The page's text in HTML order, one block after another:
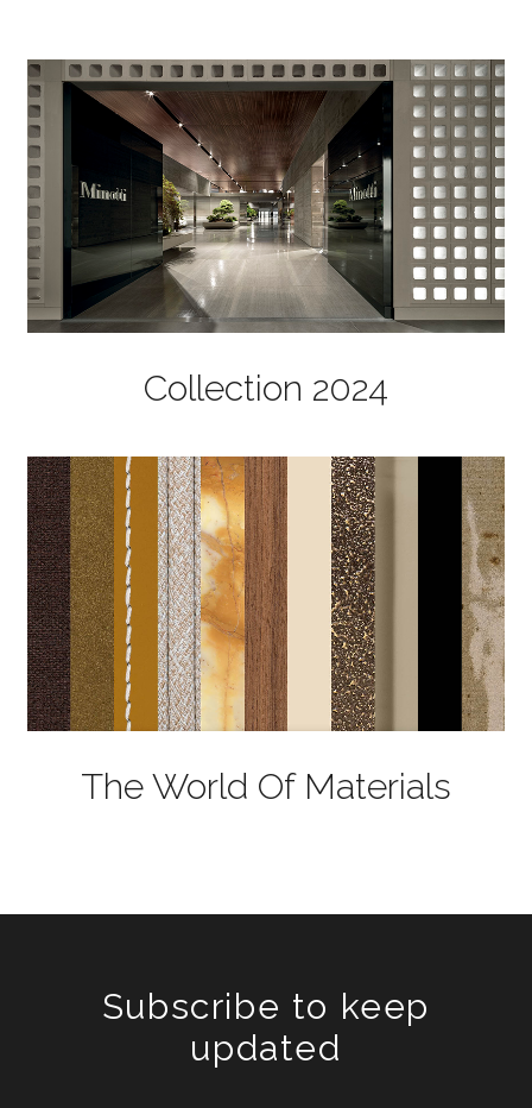
Collection 2024
The World Of Materials
Subscribe to keep
updated